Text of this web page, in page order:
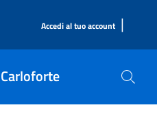
Accedi al tuo account |